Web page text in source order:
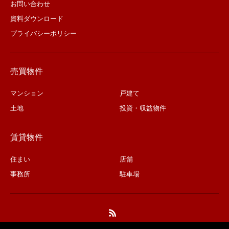
お問い合わせ
資料ダウンロード
プライバシーポリシー
売買物件
マンション
戸建て
土地
投資・収益物件
賃貸物件
住まい
店舗
事務所
駐車場